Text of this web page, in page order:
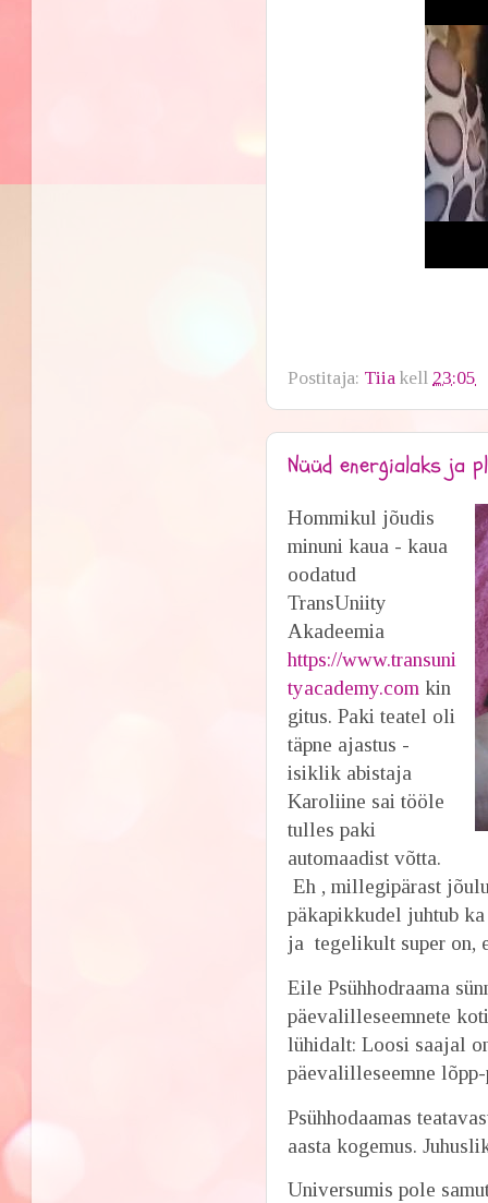
Postitaja: Tiia kell 23:05
Nüüd energialaks ja
Hommikul jõudis
minuni kaua - kaua
oodatud
TransUniity
Akadeemia
https://www.transuni
tyacademy.com kin
gitus. Paki teatel oli
täpne ajastus -
isiklik abistaja
Karoliine sai tööle
tulles paki
automaadist võtta.
Eh , millegipärast
päkapikkudel juhtub
ja tegelikult super on,
Eile Psühhodraama
päevalilleseemnete
lühidalt: Loosi saajal
päevalilleseemne
Psühhodaamas
aasta kogemus.
Universumis pole